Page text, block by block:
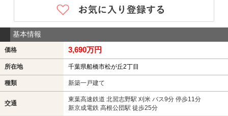
基本情報
価格 3,690万円
所在地 千葉県船橋市松が丘2丁目
種類 新築一戸建て
交通
東葉高速鉄道 北習志野駅 刈米 バス9分 停歩11分
新京成電鉄 高根公団駅 徒歩25分